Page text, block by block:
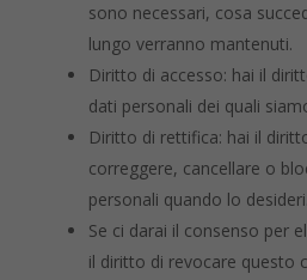
sono necessari, cosa
lungo verranno mantenuti.
Diritto di accesso: hai il
dati personali dei quali
Diritto di rettifica: hai il
correggere, cancellare o
personali quando lo desideri.
Se ci darai il consenso per
il diritto di revocare questo